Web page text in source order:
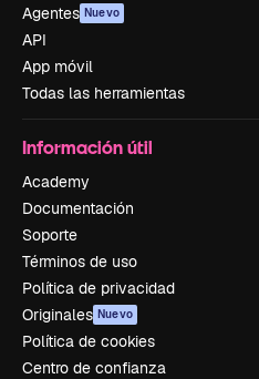
Agentes Nuevo
API
App móvil
Todas las herramientas
Información útil
Academy
Documentación
Soporte
Términos de uso
Política de privacidad
Originales Nuevo
Política de cookies
Centro de confianza